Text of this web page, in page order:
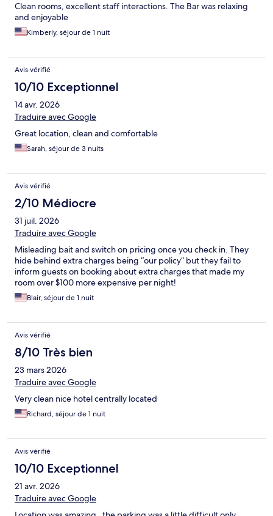
Clean rooms, excellent staff interactions. The Bar was relaxing
and enjoyable
Kimberly, séjour de 1 nuit
Avis vérifié
10/10 Exceptionnel
14 avr. 2026
Traduire avec Google
Great location, clean and comfortable
Sarah, séjour de 3 nuits
Avis vérifié
2/10 Médiocre
31 juil. 2026
Traduire avec Google
Misleading bait and switch on pricing once you check in. They
hide behind extra charges being “our policy” but they fail to
inform guests on booking about extra charges that made my
room over $100 more expensive per night!
Blair, séjour de 1 nuit
Avis vérifié
8/10 Très bien
23 mars 2026
Traduire avec Google
Very clean nice hotel centrally located
Richard, séjour de 1 nuit
Avis vérifié
10/10 Exceptionnel
21 avr. 2026
Traduire avec Google